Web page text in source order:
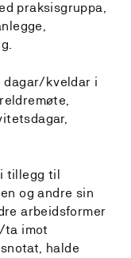
praksisgruppa,
dagar/kveldar i
tillegg til
og andre sin
arbeidsformer
ta imot
halde